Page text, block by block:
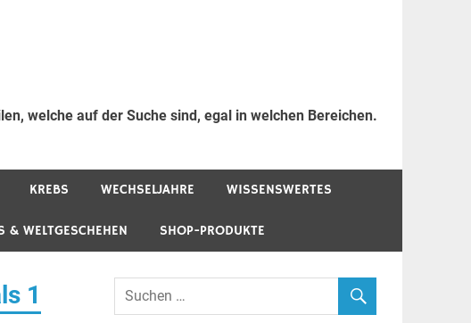
welche auf der Suche sind, egal in welchen Bereichen.
KREBS WECHSELJAHRE WISSENSWERTES
& WELTGESCHEHEN SHOP-PRODUKTE
1